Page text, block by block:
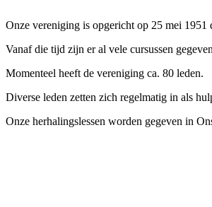
Onze vereniging is opgericht op 25 mei 1951
Vanaf die tijd zijn er al vele cursussen
Momenteel heeft de vereniging ca. 80 leden.
Diverse leden zetten zich regelmatig in als
Onze herhalingslessen worden gegeven in